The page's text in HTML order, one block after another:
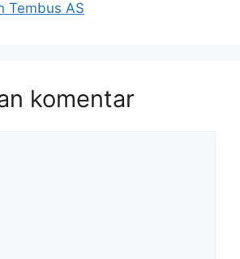
Tembus AS
komentar